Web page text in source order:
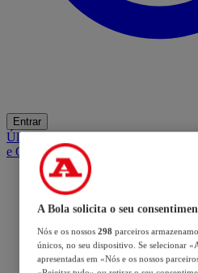
Entrar
ÚltimasMercadoOpiniãoiGaming
e Cabelo
A Bola solicita o seu
Nós e os nossos 298 parceiros
únicos, no seu dispositivo. Se selecionar
apresentadas em «Nós e os nossos